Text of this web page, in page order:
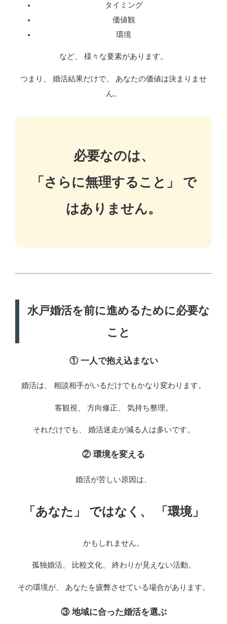
タイミング
価値観
環境
など、 様々な要素があります。
つまり、 婚活結果だけで、 あなたの価値は決まりませ
ん。
必要なのは、
「さらに無理すること」 で
はありません。
水戸婚活を前に進めるために必要な
こと
① 一人で抱え込まない
婚活は、 相談相手がいるだけでもかなり変わります。
客観視、 方向修正、 気持ち整理。
それだけでも、 婚活迷走が減る人は多いです。
② 環境を変える
婚活が苦しい原因は、
「あなた」 ではなく、 「環境」
かもしれません。
孤独婚活、 比較文化、 終わりが見えない活動。
その環境が、 あなたを疲弊させている場合があります。
③ 地域に合った婚活を選ぶ